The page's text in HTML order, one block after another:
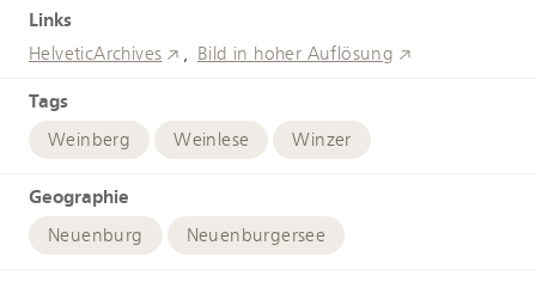
Links
HelveticArchives Bild in hoher Auflösung
Tags
Weinberg Weinlese Winzer
Geographie
Neuenburg Neuenburgersee